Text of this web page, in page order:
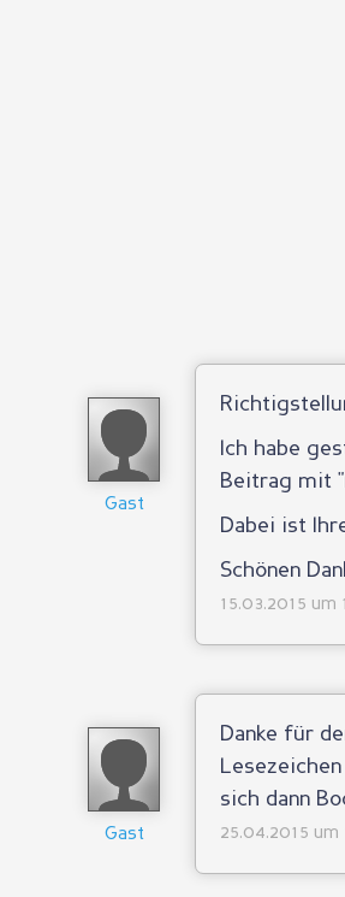
Gast
Ich habe
Beitrag mit
Dabei ist
Schönen
15.03.2015 um
Gast
Danke für
sich dann
25.04.2015 um